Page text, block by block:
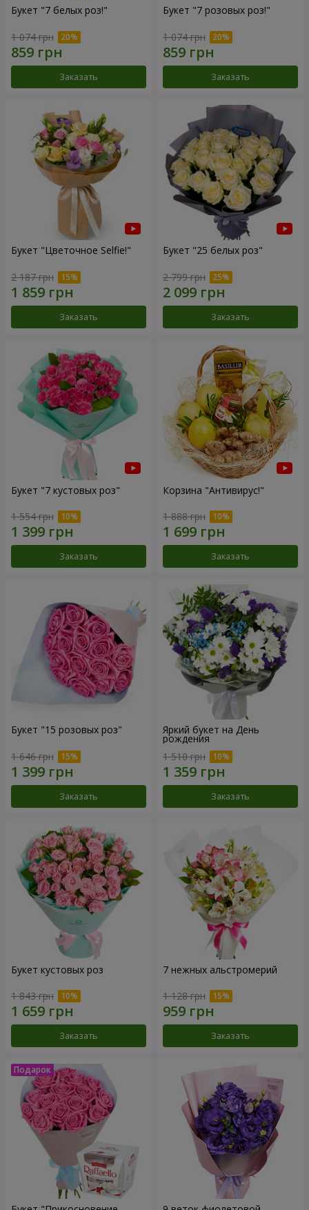
Букет "7 белых роз!"
1 074 грн
Заказать
Букет "7 розовых роз!"
1 074 грн
Заказать
Букет "Цветочное Selfie!"
2 187 грн
Заказать
Букет "25 белых роз"
2 799 грн
Заказать
Букет "7 кустовых роз"
1 554 грн
Заказать
Корзина "Антивирус!"
1 888 грн
Заказать
Букет "15 розовых роз"
1 646 грн
Заказать
Яркий букет на День
рождения
1 510 грн
Заказать
Букет кустовых роз
1 843 грн
Заказать
7 нежных альстромерий
1 128 грн
Заказать